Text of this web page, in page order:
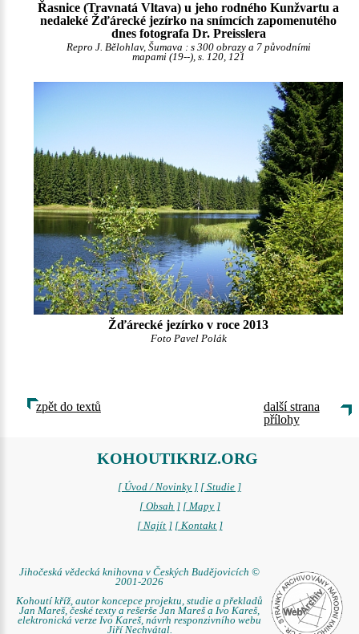
Řasnice (Travnatá Vltava) u jeho rodného Kunžvartu a
nedaleké Žďárecké jezírko na snímcích zapomenutého
dnes fotografa Dr. Preisslera
Repro J. Bělohlav, Šumava : s 300 obrazy a 7 původními
mapami (19--), s. 120, 121
Žďárecké jezírko v roce 2013
Foto Pavel Polák
zpět do textů
další strana
přílohy
KOHOUTIKRIZ.ORG
[ Úvod / Novinky ] [ Studie ]
[ Obsah ] [ Mapy ]
[ Najít ] [ Kontakt ]
Jihočeská vědecká knihovna v Českých Budějovicích ©
2001-2026
Kohoutí kříž, autor koncepce projektu, studie a překladů
Jan Mareš, české texty a rešerše Jan Mareš a Ivo Kareš,
elektronická verze Ivo Kareš, návrh responzivního webu
Jiří Nechvátal.